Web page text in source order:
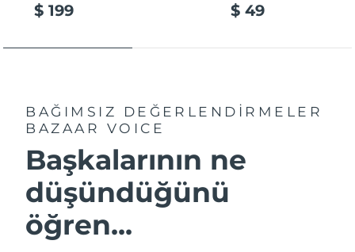
$ 199 $ 49
BAĞIMSIZ DEĞERLENDİRMELER
BAZAAR VOICE
Başkalarının ne
düşündüğünü
öğren...